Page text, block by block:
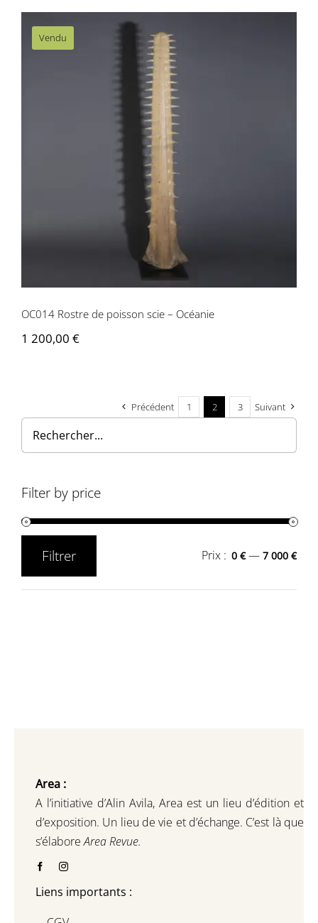
Vendu
OC014 Rostre de poisson scie –
Océanie
OC014 Rostre de poisson scie – Océanie
1 200,00 €
Précédent 1 2 3 Suivant
Filter by price
Filtrer Prix : 0 €—7 000 €
Area :
A l’initiative d’Alin Avila, Area est un lieu d’édition et
d’exposition. Un lieu de vie et d’échange. C’est là que
s’élaboreArea Revue.
Liens importants :